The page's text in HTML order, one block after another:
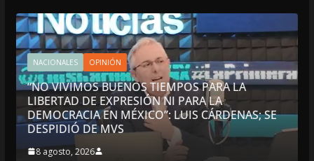
NACIONALES OPINIÓN
“NO VIVIMOS BUENOS TIEMPOS PARA LA
LIBERTAD DE EXPRESIÓN NI PARA LA
DEMOCRACIA EN MÉXICO”: LUIS CÁRDENAS; SE
DESPIDIÓ DE MVS
8 agosto, 2026